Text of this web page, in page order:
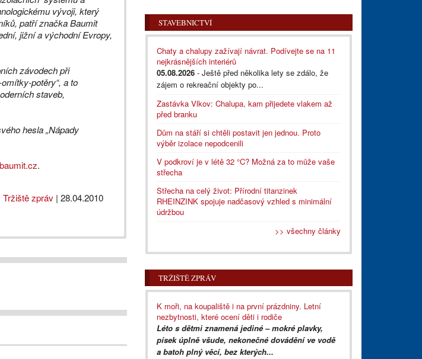
vývoji, který
patří značka Baumit
jižní a východní Evropy,
závodech při
potěry“, a to
staveb,
hesla „Nápady
.
Tržiště zpráv | 28.04.2010
STAVEBNICTVÍ
Chaty a chalupy zažívají návrat. Podívejte se na 11
nejkrásnějších interiérů
05.08.2026 - Ještě před několika lety se zdálo, že
zájem o rekreační objekty po...
Zastávka Vlkov: Chalupa, kam přijedete vlakem až
před branku
Dům na stáří si chtěli postavit jen jednou. Proto
výběr izolace nepodcenili
V podkroví je v létě 32 °C? Možná za to může vaše
střecha
Střecha na celý život: Přírodní titanzinek
RHEINZINK spojuje nadčasový vzhled s minimální
údržbou
>> všechny články
TRŽIŠTĚ ZPRÁV
K moři, na koupaliště i na první prázdniny. Letní
nezbytnosti, které ocení děti i rodiče
Léto s dětmi znamená jediné – mokré plavky,
písek úplně všude, nekonečné dovádění ve vodě
a batoh plný věcí, bez kterých...